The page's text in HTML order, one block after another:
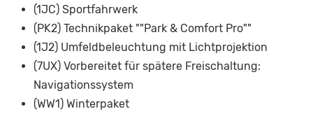
(1JC) Sportfahrwerk
(PK2) Technikpaket ""Park & Comfort Pro""
(1J2) Umfeldbeleuchtung mit Lichtprojektion
(7UX) Vorbereitet für spätere Freischaltung:
Navigationssystem
(WW1) Winterpaket